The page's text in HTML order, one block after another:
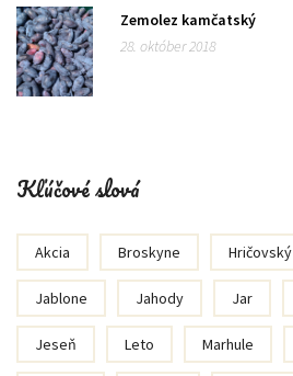
Zemolez kamčatský
28. október 2018
Kľúčové slová
Akcia Broskyne Hričovský
Jablone Jahody Jar
Jeseň Leto Marhule